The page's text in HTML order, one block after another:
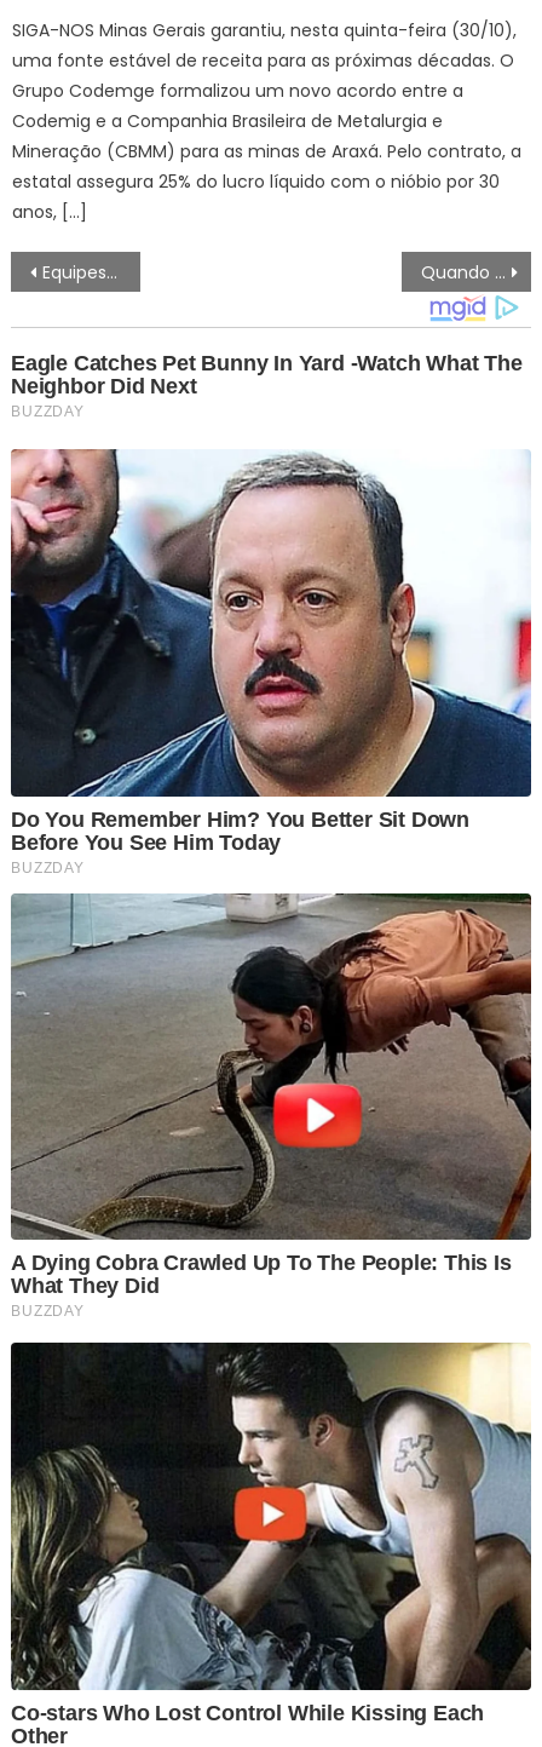
SIGA-NOS Minas Gerais garantiu, nesta quinta-feira (30/10),
uma fonte estável de receita para as próximas décadas. O
Grupo Codemge formalizou um novo acordo entre a
Codemig e a Companhia Brasileira de Metalurgia e
Mineração (CBMM) para as minas de Araxá. Pelo contrato, a
estatal assegura 25% do lucro líquido com o nióbio por 30
anos, […]
Navegação
de
artigos
Equipes do “HumanizAção” acolhem 17 pessoas em situação de rua nesta quinta-feira (4) – Agência de Notícias Quando borboletas furiosas se tornam mulheres negras: Nós e os livros